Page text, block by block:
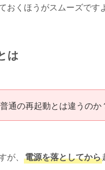
くほうがスムーズです
は
通の再起動とは違うのか
、 電源を落としてから